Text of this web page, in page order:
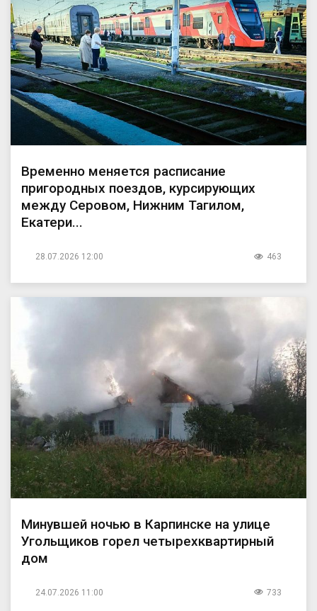
Временно меняется расписание
пригородных поездов, курсирующих
между Серовом, Нижним Тагилом,
Екатери...
28.07.2026 12:00 463
Минувшей ночью в Карпинске на улице
Угольщиков горел четырехквартирный
дом
24.07.2026 11:00 733